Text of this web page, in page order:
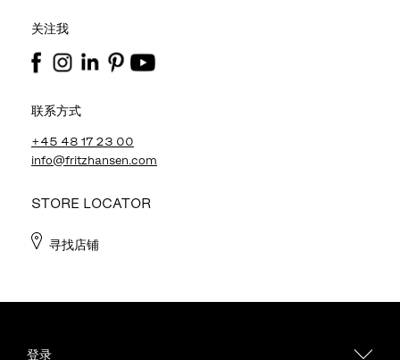
关注我
联系方式
+45 48 17 23 00
info@fritzhansen.com
STORE LOCATOR
寻找店铺
登录